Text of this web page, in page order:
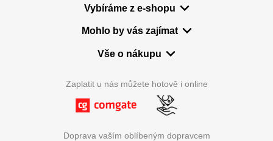
Vybíráme z e-shopu
Mohlo by vás zajímat
Vše o nákupu
Zaplatit u nás můžete hotově i online
Doprava vaším oblíbeným dopravcem